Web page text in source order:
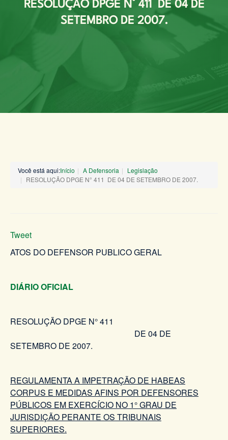
RESOLUÇÃO DPGE N° 411 DE 04 DE
SETEMBRO DE 2007.
Você está aqui:Início A Defensoria
Legislação
RESOLUÇÃO DPGE N° 411 DE 04 DE SETEMBRO DE 2007.
Tweet
ATOS DO DEFENSOR PUBLICO GERAL
DIÁRIO OFICIAL
RESOLUÇÃO DPGE N° 411
DE 04 DE
SETEMBRO DE 2007.
REGULAMENTA A IMPETRAÇÃO DE HABEAS
CORPUS E MEDIDAS AFINS POR DEFENSORES
PÚBLICOS EM EXERCÍCIO NO 1° GRAU DE
JURISDIÇÃO PERANTE OS TRIBUNAIS
SUPERIORES.